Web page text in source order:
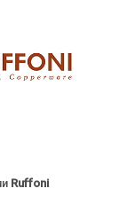
Ruffoni